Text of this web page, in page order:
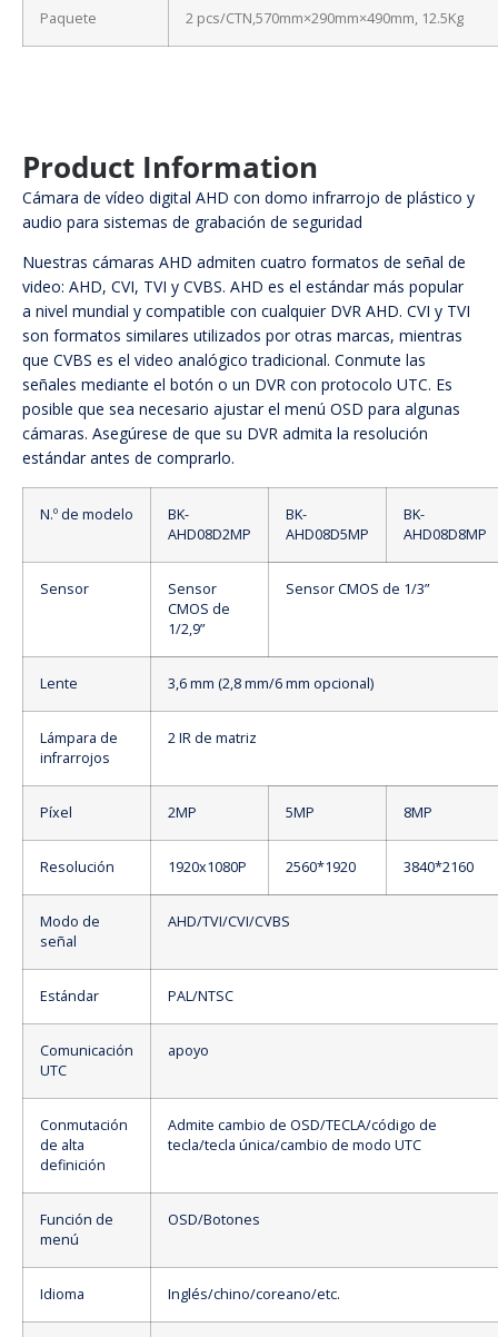
Paquete 2 pcs/CTN,570mm×290mm×490mm, 12.5Kg
Product Information
Cámara de vídeo digital AHD con domo infrarrojo de plástico y
audio para sistemas de grabación de seguridad
Nuestras cámaras AHD admiten cuatro formatos de señal de
video: AHD, CVI, TVI y CVBS. AHD es el estándar más popular
a nivel mundial y compatible con cualquier DVR AHD. CVI y TVI
son formatos similares utilizados por otras marcas, mientras
que CVBS es el video analógico tradicional. Conmute las
señales mediante el botón o un DVR con protocolo UTC. Es
posible que sea necesario ajustar el menú OSD para algunas
cámaras. Asegúrese de que su DVR admita la resolución
estándar antes de comprarlo.
N.º de modelo
BK-
AHD08D2MP
BK-
AHD08D5MP
BK-
AHD08D8MP
Sensor
Sensor
CMOS de
1/2,9”
Sensor CMOS de 1/3”
Lente 3,6 mm (2,8 mm/6 mm opcional)
Lámpara de
infrarrojos
2 IR de matriz
Píxel 2MP 5MP 8MP
Resolución 1920x1080P 2560*1920 3840*2160
Modo de
señal
AHD/TVI/CVI/CVBS
Estándar PAL/NTSC
Comunicación
UTC
apoyo
Conmutación
de alta
definición
Admite cambio de OSD/TECLA/código de
tecla/tecla única/cambio de modo UTC
Función de
menú
OSD/Botones
Idioma Inglés/chino/coreano/etc.